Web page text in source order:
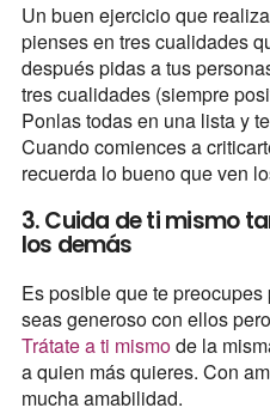
Un buen ejercicio que
pienses en tres cualidades
después pidas a tus
tres cualidades (siempre
Ponlas todas en una lista y
Cuando comiences a
recuerda lo bueno que ven
3. Cuida de ti mismo
los demás
Es posible que te
seas generoso con ellos
Trátate a ti mismode la
a quien más quieres. Con
mucha amabilidad.